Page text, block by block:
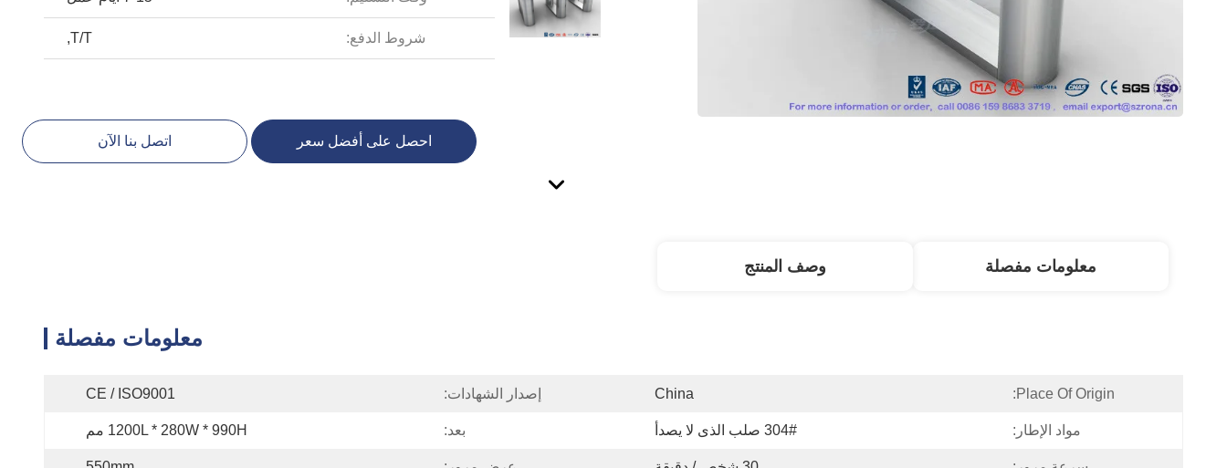
شروط الدفع: T/T,
احصل على أفضل سعر اتصل بنا الآن
معلومات مفصلة وصف المنتج
معلومات مفصلة
Place Of Origin:
China إصدار الشهادات: CE / ISO9001
مواد الإطار: 304# صلب الذى لا يصدأ بعد: 1200L * 280W * 990H مم